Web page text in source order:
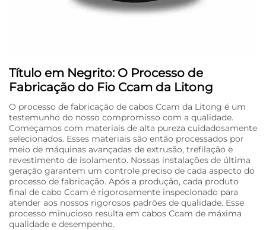
Título em Negrito: O Processo de
Fabricação do Fio Ccam da Litong
O processo de fabricação de cabos Ccam da Litong é um
testemunho do nosso compromisso com a qualidade.
Começamos com materiais de alta pureza cuidadosamente
selecionados. Esses materiais são então processados por
meio de máquinas avançadas de extrusão, trefilação e
revestimento de isolamento. Nossas instalações de última
geração garantem um controle preciso de cada aspecto do
processo de fabricação. Após a produção, cada produto
final de cabo Ccam é rigorosamente inspecionado para
atender aos nossos rigorosos padrões de qualidade. Esse
processo minucioso resulta em cabos Ccam de máxima
qualidade e desempenho.